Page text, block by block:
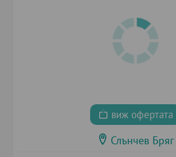
виж офертата
Слънчев Бряг